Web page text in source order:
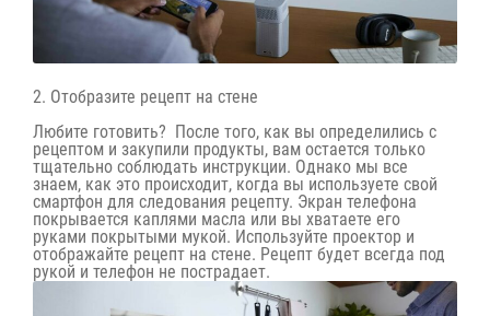
2. Отобразите рецепт на стене
Любите готовить? После того, как вы определились с
рецептом и закупили продукты, вам остается только
тщательно соблюдать инструкции. Однако мы все
знаем, как это происходит, когда вы используете свой
смартфон для следования рецепту. Экран телефона
покрывается каплями масла или вы хватаете его
руками покрытыми мукой. Используйте проектор и
отображайте рецепт на стене. Рецепт будет всегда под
рукой и телефон не пострадает.